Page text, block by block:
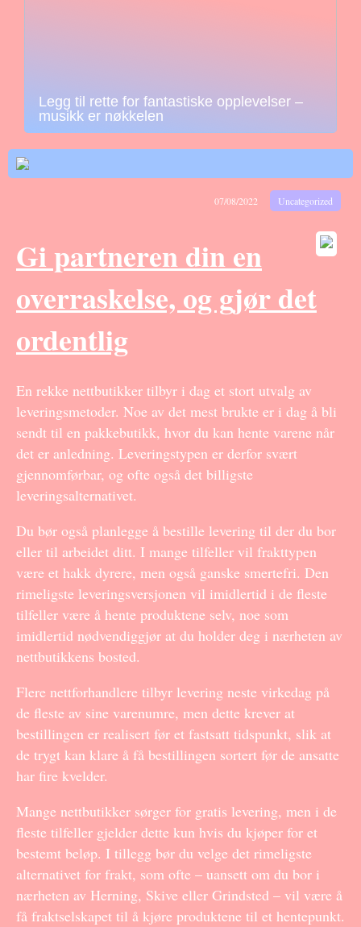
Legg til rette for fantastiske opplevelser –
musikk er nøkkelen
07/08/2022 Uncategorized
Gi partneren din en
overraskelse, og gjør det
ordentlig
En rekke nettbutikker tilbyr i dag et stort utvalg av
leveringsmetoder. Noe av det mest brukte er i dag å bli
sendt til en pakkebutikk, hvor du kan hente varene når
det er anledning. Leveringstypen er derfor svært
gjennomførbar, og ofte også det billigste
leveringsalternativet.
Du bør også planlegge å bestille levering til der du bor
eller til arbeidet ditt. I mange tilfeller vil frakttypen
være et hakk dyrere, men også ganske smertefri. Den
rimeligste leveringsversjonen vil imidlertid i de fleste
tilfeller være å hente produktene selv, noe som
imidlertid nødvendiggjør at du holder deg i nærheten av
nettbutikkens bosted.
Flere nettforhandlere tilbyr levering neste virkedag på
de fleste av sine varenumre, men dette krever at
bestillingen er realisert før et fastsatt tidspunkt, slik at
de trygt kan klare å få bestillingen sortert før de ansatte
har fire kvelder.
Mange nettbutikker sørger for gratis levering, men i de
fleste tilfeller gjelder dette kun hvis du kjøper for et
bestemt beløp. I tillegg bør du velge det rimeligste
alternativet for frakt, som ofte – uansett om du bor i
nærheten av Herning, Skive eller Grindsted – vil være å
få fraktselskapet til å kjøre produktene til et hentepunkt.